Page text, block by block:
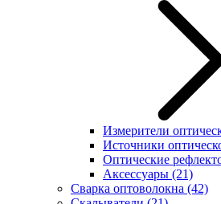
Измерители
Источники
Оптические
Аксессуары (21)
Сварка оптоволокна (42)